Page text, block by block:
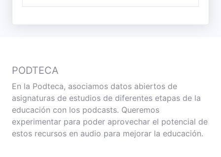
PODTECA
En la Podteca, asociamos datos abiertos de
asignaturas de estudios de diferentes etapas de la
educación con los podcasts. Queremos
experimentar para poder aprovechar el potencial de
estos recursos en audio para mejorar la educación.